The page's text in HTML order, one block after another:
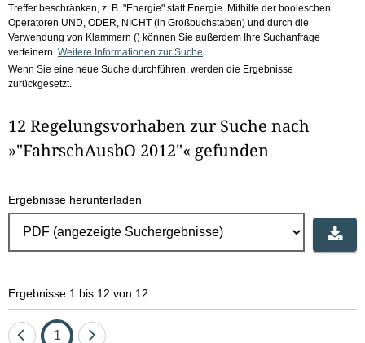
Treffer beschränken, z. B. "Energie" statt Energie. Mithilfe der booleschen
Operatoren UND, ODER, NICHT (in Großbuchstaben) und durch die
Verwendung von Klammern () können Sie außerdem Ihre Suchanfrage
verfeinern. Weitere Informationen zur Suche
Wenn Sie eine neue Suche durchführen, werden die Ergebnisse
zurückgesetzt.
12 Regelungsvorhaben zur Suche nach
»"FahrschAusbO 2012"« gefunden
Ergebnisse herunterladen
Ergebnisse 1 bis 12 von 12
EineSeite
1
Eine